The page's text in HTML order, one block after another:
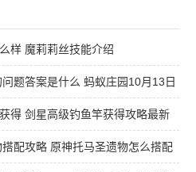
样 魔莉莉丝技能介绍
题答案是什么 蚂蚁庄园10月13日
得 剑星高级钓鱼竿获得攻略最新
配攻略 原神托马圣遗物怎么搭配